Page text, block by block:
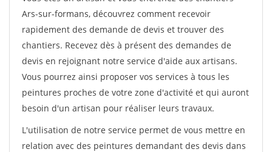
Ars-sur-formans, découvrez comment recevoir
rapidement des demande de devis et trouver des
chantiers. Recevez dès à présent des demandes de
devis en rejoignant notre service d'aide aux artisans.
Vous pourrez ainsi proposer vos services à tous les
peintures proches de votre zone d'activité et qui auront
besoin d'un artisan pour réaliser leurs travaux.
L'utilisation de notre service permet de vous mettre en
relation avec des peintures demandant des devis dans